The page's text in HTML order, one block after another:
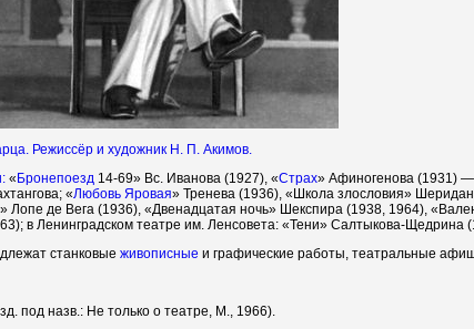
Режиссёр и художник Н. П. Акимов.
« Бронепоезд 14-69» Вс. Иванова (1927), «Страх» Афиногенова (1931) —
«Любовь Яровая» Тренева (1936), «Школа злословия»
Лопе де Вега (1936), «Двенадцатая ночь» Шекспира (1938, 1964),
в Ленинградском театре им. Ленсовета: «Тени» Салтыкова-Щедрина
станковые живописные и графические работы, театральные
под назв.: Не только о театре, М., 1966).